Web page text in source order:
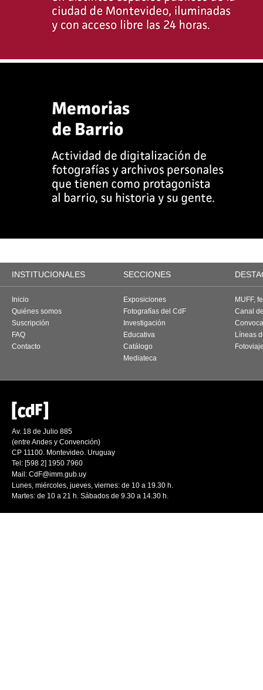
INSTITUCIONALES SECCIONES
Inicio
Quiénes somos
Suscripción
FAQ
Contacto
Exposiciones
Fotografías del CdF
Investigación
Educativa
Catálogo
Mediateca
MUFF,
Canal
Líneas
Av. 18 de Julio 885
(entre Andes y Convención)
CP 11100. Montevideo. Uruguay
Tel: [598 2] 1950 7960
Mail: CdF@imm.gub.uy
Lunes, miércoles, jueves, viernes: de 10 a 19.30 h.
Martes: de 10 a 21 h. Sábados de 9.30 a 14.30 h.